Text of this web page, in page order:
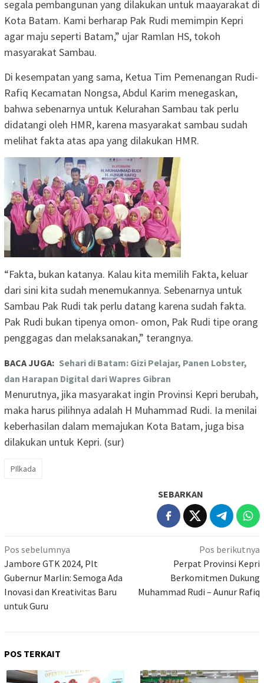
segala pembangunan yang dilakukan untuk maayarakat di
Kota Batam. Kami berharap Pak Rudi memimpin Kepri
agar maju seperti Batam,” ujar Ramlan HS, tokoh
masyarakat Sambau.
Di kesempatan yang sama, Ketua Tim Pemenangan Rudi-
Rafiq Kecamatan Nongsa, Abdul Karim menegaskan,
bahwa sebenarnya untuk Kelurahan Sambau tak perlu
didatangi oleh HMR, karena masyarakat sambau sudah
melihat fakta atas apa yang dilakukan HMR.
“Fakta, bukan katanya. Kalau kita memilih Fakta, keluar
dari sini kita sudah menemukannya. Sebenarnya untuk
Sambau Pak Rudi tak perlu datang karena sudah fakta.
Pak Rudi bukan tipenya omon- omon, Pak Rudi tipe orang
penggagas dan melaksanakan,” terangnya.
BACA JUGA: Sehari di Batam: Gizi Pelajar, Panen Lobster,
dan Harapan Digital dari Wapres Gibran
Menurutnya, jika masyarakat ingin Provinsi Kepri berubah,
maka harus pilihnya adalah H Muhammad Rudi. Ia menilai
keberhasilan dalam memajukan Kota Batam, juga bisa
dilakukan untuk Kepri. (sur)
PIlkada
SEBARKAN
Navigasi
pos
Pos sebelumnya
Jambore GTK 2024, Plt
Gubernur Marlin: Semoga Ada
Inovasi dan Kreativitas Baru
untuk Guru
Pos berikutnya
Perpat Provinsi Kepri
Berkomitmen Dukung
Muhammad Rudi – Aunur Rafiq
POS TERKAIT